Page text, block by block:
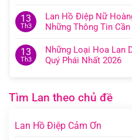
13
Th3
Lan Hồ Điệp Nữ
Những Thông Tin
13
Th3
Những Loại Hoa Lan
Quý Phái Nhất 2026
Tìm Lan theo chủ đề
Lan Hồ Điệp Cảm Ơn